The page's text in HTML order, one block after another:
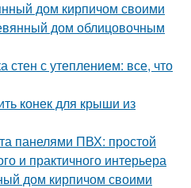
дом кирпичом своими
дом облицовочным
с утеплением: все, что
конек для крыши из
панелями ПВХ: простой
и практичного интерьера
дом кирпичом своими